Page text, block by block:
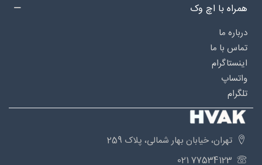
همراه با اچ وک
درباره‌ ما
تماس با ما
اینستاگرام
واتساپ
تلگرام
تهران، خیابان بهار شمالی، پلاک 259
77534123 021